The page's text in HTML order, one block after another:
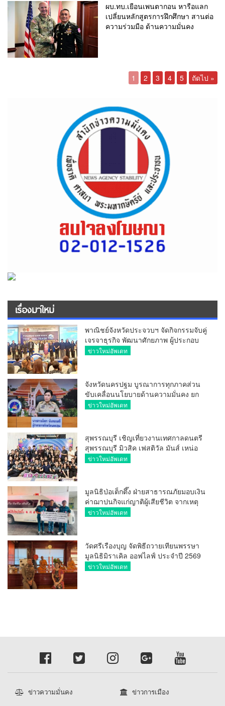
ผบ.ทบ.เยือนเพนตากอน หารือแลก
เปลี่ยนหลักสูตรการฝึกศึกษา สานต่อ
ความร่วมมือ ด้านความมั่นคง
1 2 3 4 5 ถัดไป »
เรื่องมาใหม่
พาณิชย์จังหวัดประจวบฯ จัดกิจกรรมจับคู่
เจรจาธุรกิจ พัฒนาศักยภาพ ผู้ประกอบ
การ ขยายช่องทางการค้า สู่การค้า
ข่าวใหม่อัพเดท
จังหวัดนครปฐม บูรณาการทุกภาคส่วน
ขับเคลื่อนนโยบายด้านความมั่นคง ยก
ระดับการป้องกันอาชญากรรมทาง
ข่าวใหม่อัพเดท
สุพรรณบุรี เชิญเที่ยวงานเทศกาลดนตรี
สุพรรณบุรี มิวสิค เฟสติวัล มันส์ เหน่อ
มาก
ข่าวใหม่อัพเดท
มูลนิธิป่อเต็กตึ๊ง ฝ่ายสาธารณภัยมอบเงิน
ค่าฌาปนกิจแก่ญาติผู้เสียชีวิต จากเหตุ
เพลิงไหม้ โรงเบียร์ ณ ลาดพร้าว จำนวน
ข่าวใหม่อัพเดท
วัดศรีเรืองบุญ จัดพิธีถวายเทียนพรรษา
มูลนิธิมิราเคิล ออฟไลฟ์ ประจำปี 2569
พล.ต.ต.ศิริวัฒน์ ดีพอ ให้เกียรติเป็น
ข่าวใหม่อัพเดท
ข่าวความมั่นคง
ข่าวการเมือง